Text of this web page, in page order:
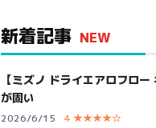
新着記事 NEW
【ミズノ ドライエアロフロ
が固い
2026/6/15 4 ★★★★☆